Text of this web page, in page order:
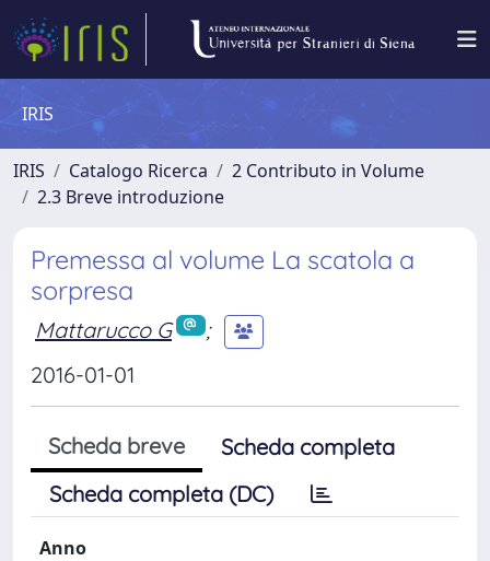
IRIS
IRIS Catalogo Ricerca
2 Contributo in Volume
2.3 Breve introduzione
Premessa al volume La scatola a
sorpresa
Mattarucco G
;
2016-01-01
Scheda breve
Scheda completa
Scheda completa (DC)
Anno